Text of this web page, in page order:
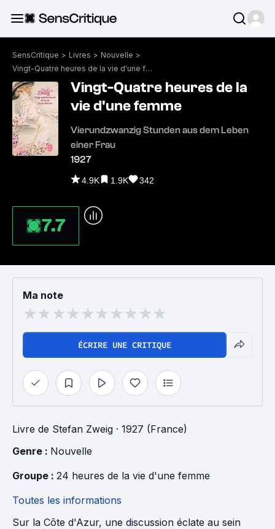
SensCritique > Livres > Nouvelle >
Vingt-Quatre heures de la vie d'une femme
Vingt-Quatre heures de la
vie d'une femme
Vierundzwanzig Stunden aus dem Leben
einer Frau
1927
4.9K 1.9K 342
7.7
Ma note
ÉCRIRE UNE CRITIQUE
Livre de Stefan Zweig · 1927 (France)
Genre : Nouvelle
Groupe : 24 heures de la vie d'une femme
Toutes les informations
Sur la Côte d'Azur, une discussion éclate au sein